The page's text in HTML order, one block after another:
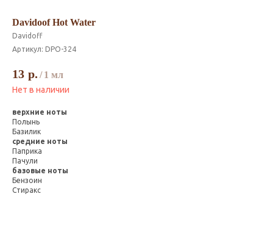
Davidoof Hot Water
Davidoff
Артикул: DPO-324
13 р. / 1 мл
Нет в наличии
верхние ноты
Полынь
Базилик
средние ноты
Паприка
Пачули
базовые ноты
Бензоин
Стиракс